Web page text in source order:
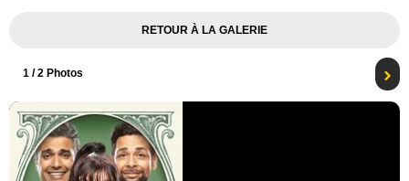
RETOUR À LA GALERIE
1 / 2 Photos